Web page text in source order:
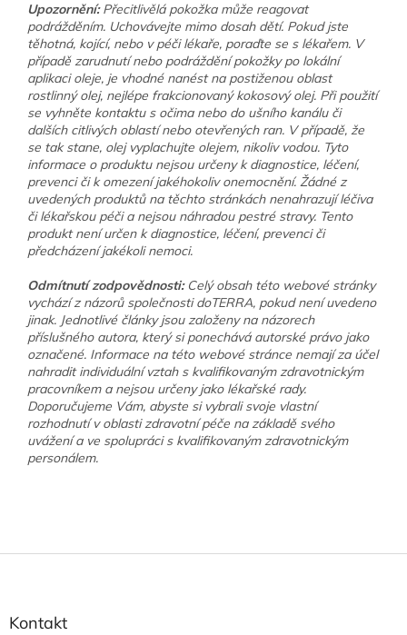
Upozornění:Přecitlivělá pokožka může reagovat
podrážděním. Uchovávejte mimo dosah dětí. Pokud jste
těhotná, kojící, nebo v péči lékaře, poraďte se s lékařem. V
případě zarudnutí nebo podráždění pokožky po lokální
aplikaci oleje, je vhodné nanést na postiženou oblast
rostlinný olej, nejlépe frakcionovaný kokosový olej. Při použití
se vyhněte kontaktu s očima nebo do ušního kanálu či
dalších citlivých oblastí nebo otevřených ran. V případě, že
se tak stane, olej vyplachujte olejem, nikoliv vodou. Tyto
informace o produktu nejsou určeny k diagnostice, léčení,
prevenci či k omezení jakéhokoliv onemocnění. Žádné z
uvedených produktů na těchto stránkách nenahrazují léčiva
či lékařskou péči a nejsou náhradou pestré stravy. Tento
produkt není určen k diagnostice, léčení, prevenci či
předcházení jakékoli nemoci.
Odmítnutí zodpovědnosti:Celý obsah této webové stránky
vychází z názorů společnosti doTERRA, pokud není uvedeno
jinak. Jednotlivé články jsou založeny na názorech
příslušného autora, který si ponechává autorské právo jako
označené. Informace na této webové stránce nemají za účel
nahradit individuální vztah s kvalifikovaným zdravotnickým
pracovníkem a nejsou určeny jako lékařské rady.
Doporučujeme Vám, abyste si vybrali svoje vlastní
rozhodnutí v oblasti zdravotní péče na základě svého
uvážení a ve spolupráci s kvalifikovaným zdravotnickým
personálem.
Kontakt